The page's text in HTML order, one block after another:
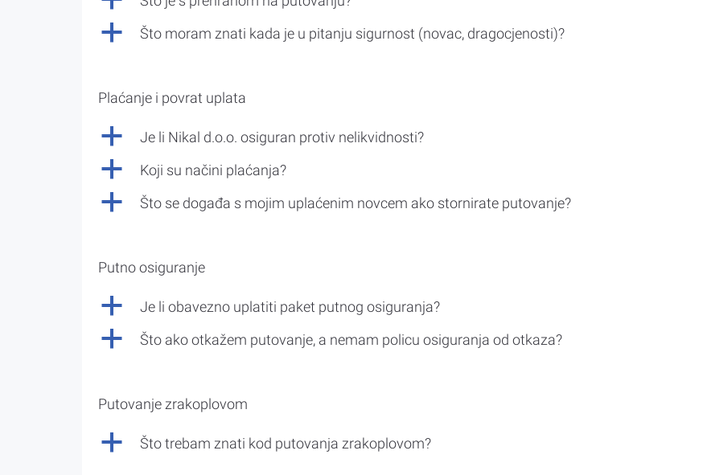
a Što moram znati kada je u pitanju sigurnost (novac, dragocjenosti)?
Plaćanje i povrat uplata
a Je li Nikal d.o.o. osiguran protiv nelikvidnosti?
a Koji su načini plaćanja?
a Što se događa s mojim uplaćenim novcem ako stornirate putovanje?
Putno osiguranje
a Je li obavezno uplatiti paket putnog osiguranja?
a Što ako otkažem putovanje, a nemam policu osiguranja od otkaza?
Putovanje zrakoplovom
a Što trebam znati kod putovanja zrakoplovom?